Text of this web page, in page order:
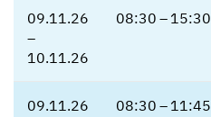
09.11.26
–
10.11.26
08:30 – 15:30
09.11.26 08:30 – 11:45